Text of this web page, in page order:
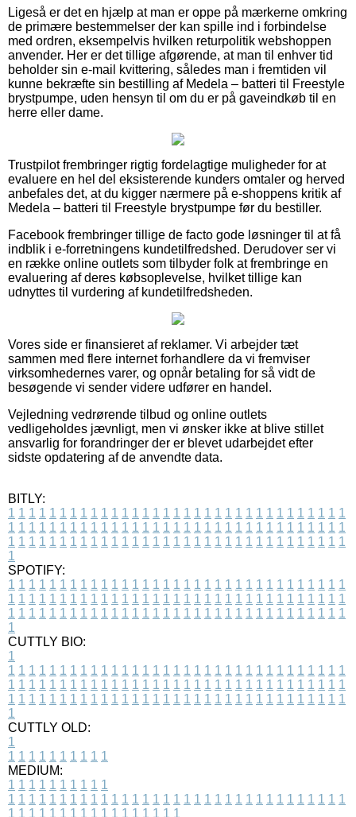
Ligeså er det en hjælp at man er oppe på mærkerne omkring
de primære bestemmelser der kan spille ind i forbindelse
med ordren, eksempelvis hvilken returpolitik webshoppen
anvender. Her er det tillige afgørende, at man til enhver tid
beholder sin e-mail kvittering, således man i fremtiden vil
kunne bekræfte sin bestilling af Medela – batteri til Freestyle
brystpumpe, uden hensyn til om du er på gaveindkøb til en
herre eller dame.
Trustpilot frembringer rigtig fordelagtige muligheder for at
evaluere en hel del eksisterende kunders omtaler og herved
anbefales det, at du kigger nærmere på e-shoppens kritik af
Medela – batteri til Freestyle brystpumpe før du bestiller.
Facebook frembringer tillige de facto gode løsninger til at få
indblik i e-forretningens kundetilfredshed. Derudover ser vi
en række online outlets som tilbyder folk at frembringe en
evaluering af deres købsoplevelse, hvilket tillige kan
udnyttes til vurdering af kundetilfredsheden.
Vores side er finansieret af reklamer. Vi arbejder tæt
sammen med flere internet forhandlere da vi fremviser
virksomhedernes varer, og opnår betaling for så vidt de
besøgende vi sender videre udfører en handel.
Vejledning vedrørende tilbud og online outlets
vedligeholdes jævnligt, men vi ønsker ikke at blive stillet
ansvarlig for forandringer der er blevet udarbejdet efter
sidste opdatering af de anvendte data.
BITLY:
1 1 1 1 1 1 1 1 1 1 1 1 1 1 1 1 1 1 1 1 1 1 1 1 1 1 1 1 1 1 1 1 1
1 1 1 1 1 1 1 1 1 1 1 1 1 1 1 1 1 1 1 1 1 1 1 1 1 1 1 1 1 1 1 1 1
1 1 1 1 1 1 1 1 1 1 1 1 1 1 1 1 1 1 1 1 1 1 1 1 1 1 1 1 1 1 1 1 1
1
SPOTIFY:
1 1 1 1 1 1 1 1 1 1 1 1 1 1 1 1 1 1 1 1 1 1 1 1 1 1 1 1 1 1 1 1 1
1 1 1 1 1 1 1 1 1 1 1 1 1 1 1 1 1 1 1 1 1 1 1 1 1 1 1 1 1 1 1 1 1
1 1 1 1 1 1 1 1 1 1 1 1 1 1 1 1 1 1 1 1 1 1 1 1 1 1 1 1 1 1 1 1 1
1
CUTTLY BIO:
1
1 1 1 1 1 1 1 1 1 1 1 1 1 1 1 1 1 1 1 1 1 1 1 1 1 1 1 1 1 1 1 1 1
1 1 1 1 1 1 1 1 1 1 1 1 1 1 1 1 1 1 1 1 1 1 1 1 1 1 1 1 1 1 1 1 1
1 1 1 1 1 1 1 1 1 1 1 1 1 1 1 1 1 1 1 1 1 1 1 1 1 1 1 1 1 1 1 1 1
1
CUTTLY OLD:
1
1 1 1 1 1 1 1 1 1 1
MEDIUM:
1 1 1 1 1 1 1 1 1 1
1 1 1 1 1 1 1 1 1 1 1 1 1 1 1 1 1 1 1 1 1 1 1 1 1 1 1 1 1 1 1 1 1
1 1 1 1 1 1 1 1 1 1 1 1 1 1 1 1 1